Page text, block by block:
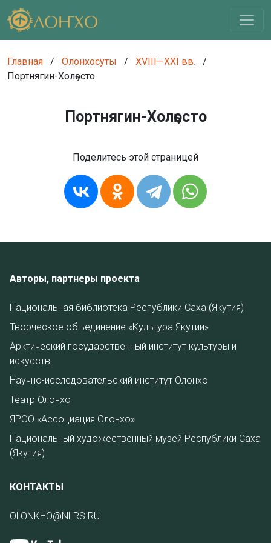
Главная / Олонхосуты / XVIII—XXI вв.
/
Портнягин-Холҕосто
Портнягин-Холҕосто
Поделитесь этой страницей
Авторы, партнеры проекта
Национальная библиотека Республики Саха (Якутия)
Творческое объединение «Культура Якутии»
Арктический государственный институт культуры и
искусств
Научно-исследовательский институт Олонхо
Театр Олонхо
ЯРОО «Ассоциация Олонхо»
Национальный художественный музей Республики Саха
(Якутия)
КОНТАКТЫ
OLONKHO@NLRS.RU